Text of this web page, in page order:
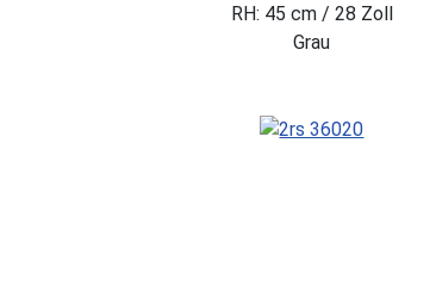
RH: 45 cm / 28 Zoll
Grau